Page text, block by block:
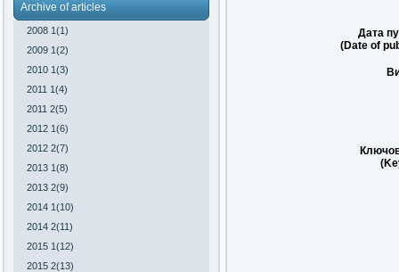
Archive of articles
2008 1(1)
2009 1(2)
2010 1(3)
2011 1(4)
2011 2(5)
2012 1(6)
2012 2(7)
2013 1(8)
2013 2(9)
2014 1(10)
2014 2(11)
2015 1(12)
2015 2(13)
Дата
(Date of